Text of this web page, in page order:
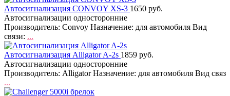
Автосигнализация CONVOY XS-3 1650 руб.
Автосигнализации односторонние
Производитель: Convoy Назначение: для автомобиля Вид
связи: ...
Автосигнализация Alligator A-2s 1859 руб.
Автосигнализации односторонние
Производитель: Alligator Назначение: для автомобиля Вид связ
...